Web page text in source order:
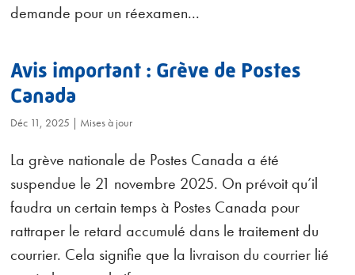
demande pour un réexamen...
Avis important : Grève de Postes
Canada
Déc 11, 2025 | Mises à jour
La grève nationale de Postes Canada a été
suspendue le 21 novembre 2025. On prévoit qu’il
faudra un certain temps à Postes Canada pour
rattraper le retard accumulé dans le traitement du
courrier. Cela signifie que la livraison du courrier lié